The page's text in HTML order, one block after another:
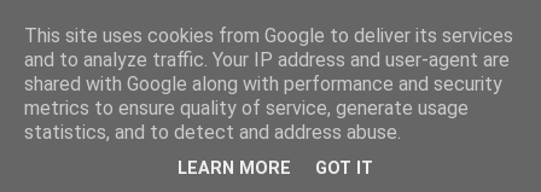
This site uses cookies from Google to deliver its services
and to analyze traffic. Your IP address and user-agent are
shared with Google along with performance and security
metrics to ensure quality of service, generate usage
statistics, and to detect and address abuse.
LEARN MORE GOT IT